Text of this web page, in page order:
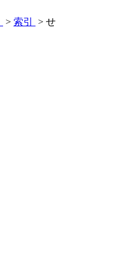
> 索引 > せ